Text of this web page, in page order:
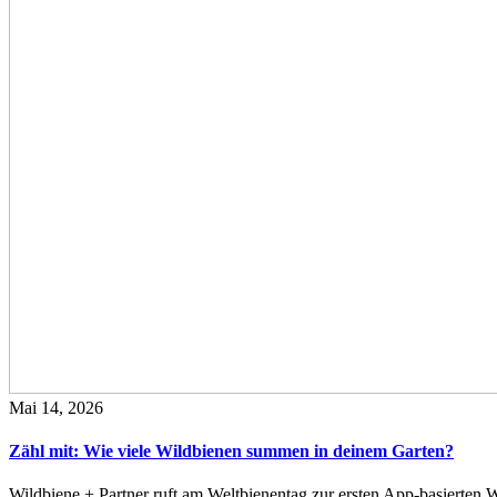
Mai 14, 2026
Zähl mit: Wie viele Wildbienen summen in deinem Garten?